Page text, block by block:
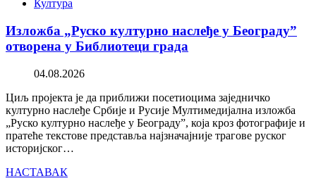
Култура
Изложба „Руско културно наслеђе у Београду”
отворена у Библиотеци града
04.08.2026
Циљ пројекта је да приближи посетиоцима заједничко
културно наслеђе Србије и Русије Мултимедијална изложба
„Руско културно наслеђе у Београду”, која кроз фотографије и
пратеће текстове представља најзначајније трагове руског
историјског…
НАСТАВАК